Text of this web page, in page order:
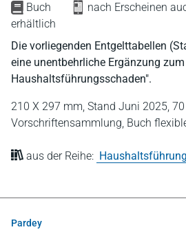
Buch
nach Erscheinen
erhältlich
Die vorliegenden Entgelttabellen
eine unentbehrliche Ergänzung zum
Haushaltsführungsschaden".
210 X 297 mm, Stand Juni 2025,
Vorschriftensammlung, Buch
aus der Reihe:
Pardey